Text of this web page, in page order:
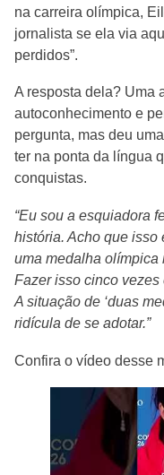
na carreira olímpica,
jornalista se ela via
perdidos”.
A resposta dela? Uma
autoconhecimento e
pergunta, mas deu
ter na ponta da língua
conquistas.
“Eu sou a esquiadora
história. Acho que isso
uma medalha olímpica
Fazer isso cinco
A situação de ‘duas
ridícula de se adotar.”
Confira o vídeo desse